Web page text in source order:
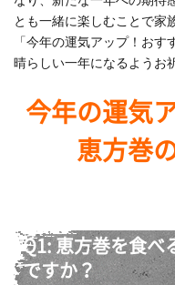
とも一緒に楽しむことで家
「今年の運気アップ！お
晴らしい一年になるようお
今年の運気
恵方巻
Q1: 恵方巻を食べ
ですか？